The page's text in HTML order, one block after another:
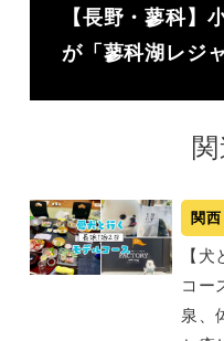
【長野・蓼科】
が「蓼科湖レジ
関西
【
コー
泉、